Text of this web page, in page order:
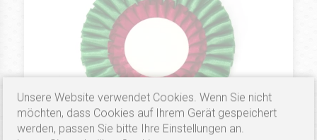
Unsere Website verwendet Cookies. Wenn Sie nicht
möchten, dass Cookies auf Ihrem Gerät gespeichert
werden, passen Sie bitte Ihre Einstellungen an.